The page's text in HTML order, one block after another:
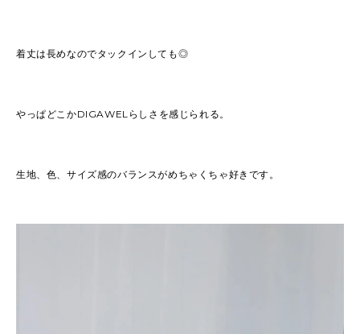
着丈は長めなのでタックインしても◎
やっぱどこかDIGAWELらしさを感じられる。
生地、色、サイズ感のバランスがめちゃくちゃ好きです。